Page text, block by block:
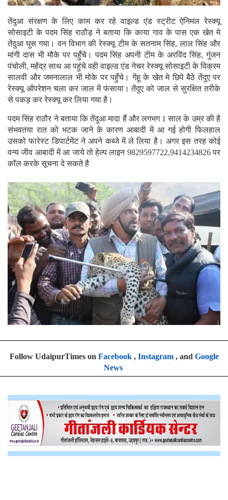
तेंदुआ संरक्षण के लिए काम कर रहे वाइल्ड एंड स्ट्रीट ऐनिमल रेस्क्यू
सोसाइटी के पदम सिंह राठौड़ ने बताया कि काया गाव के पास एक खेत मे
तेंदुआ घुस गया। वन विभाग की रेस्क्यू टीम के सतनाम सिंह, लाल सिंह और
मांगी दास भी मौके पर पहुँचे। पदम सिंह अपनी टीम के अरविंद सिंह, गुंजन
पंचोली, महेंद्र साथ आ पहुंचे वही वाइल्ड एंड नेचर रेस्क्यू सोसाइटी के विक्रम
सालवी और जमनालाल भी मोके पर पहुँचे। गेंहू के खेत मे छिपे बैठे तेंदुए पर
रेस्क्यू ऑपरेशन चला कर जाल में फंसाया। तेंदुए को जाल से सुरक्षित तरीके
से पकड़ कर रेस्क्यू कर लिया गया है।
पदम सिंह राठौर ने बताया कि तेंदुआ मादा हैं और लगभग 1 साल के उम्र की है
संभवतया रात को भटक जाने के कारण आबादी में आ गई होगी फिलहाल
उसको फारेस्ट डिपार्टमेंट ने अपने कब्जे में ले लिया है। अगर इस तरह कोई
वन्य जीव आबादी में आ जाये तो हेल्प लाइन 9829597722,9414234826 पर
कॉल करके सूचना दे सकते है
Follow UdaipurTimes on Facebook, Instagram, and Google
News